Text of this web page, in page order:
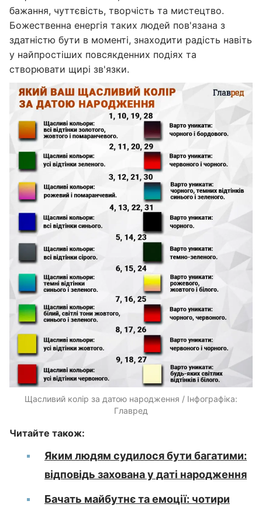
бажання, чуттєвість, творчість та мистецтво.
Божественна енергія таких людей пов'язана з
здатністю бути в моменті, знаходити радість навіть
у найпростіших повсякденних подіях та
створювати щирі зв'язки.
Щасливий колір за датою народження / Інфографіка:
Главред
Читайте також:
Яким людям судилося бути багатими:
відповідь захована у даті народження
Бачать майбутнє та емоції: чотири